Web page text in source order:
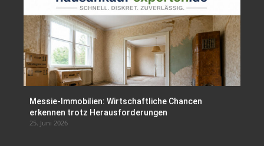
Messie-Immobilien: Wirtschaftliche Chancen
erkennen trotz Herausforderungen
25. Juni 2026